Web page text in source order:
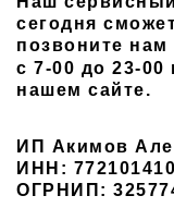
сегодня
позвоните
с 7-00 до 23-00
нашем сайте.
ИП Акимов
ИНН:
ОГРНИП: